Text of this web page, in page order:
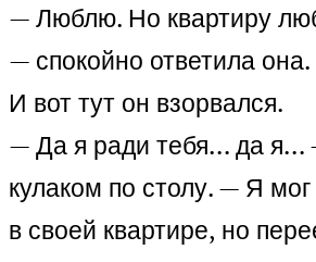
— Люблю. Но квартиру
— спокойно ответила она.
И вот тут он взорвался.
— Да я ради тебя… да я…
кулаком по столу. — Я
в своей квартире, но